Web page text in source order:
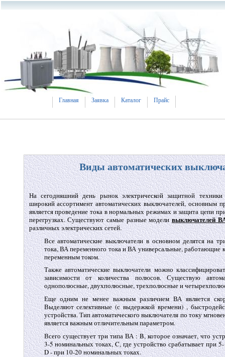
Главная Заявка Каталог Прайс
Виды автоматических
На сегодняшний день рынок электрической защитной техники
широкий ассортимент автоматических выключателей, основным
является проведение тока в нормальных режимах и защита цепи
перегрузках. Существуют самые разные моделивыключателей
различных электрических сетей.
Все автоматические выключатели в основном делятся на
тока, ВА переменного тока и ВА универсальные, работающие
переменным током.
Также автоматические выключатели можно
зависимости от количества полюсов. Существую
однополюсные, двухполюсные, трехполюсные и
Еще одним не менее важным различием ВА является
Выделяют селективные (с выдержкой времени) ,
устройства. Тип автоматического выключателя по току
является важным отличительным параметром.
Всего существует три типа ВА : B, которое означает, что
3-5 номинальных токах, C, где устройство срабатывает при
D - при 10-20 номинальных токах.